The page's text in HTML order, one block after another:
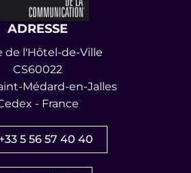
ADRESSE
de l'Hôtel-de-Ville
CS60022
Médard-en-Jalles
- France
+33 5 56 57 40 40